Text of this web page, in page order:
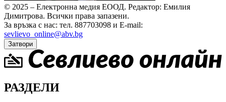
© 2025 – Електронна медия ЕООД. Редактор: Емилия
Димитрова. Всички права запазени.
За връзка с нас: тел. 887703098 и E-mail:
sevlievo_online@abv.bg
Затвори
РАЗДЕЛИ